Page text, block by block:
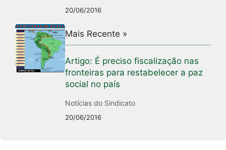
20/06/2016
Mais Recente »
Artigo: É preciso fiscalização nas
fronteiras para restabelecer a paz
social no país
Notícias do Sindicato
20/06/2016